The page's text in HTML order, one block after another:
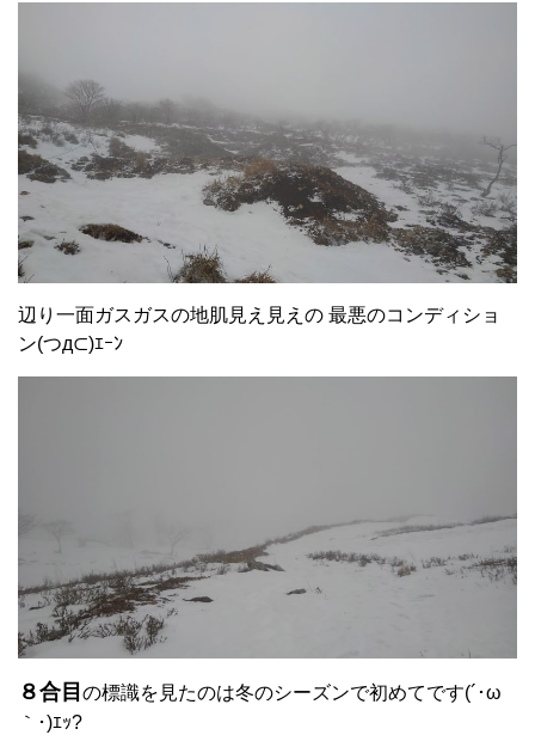
辺り一面ガスガスの地肌見え見えの 最悪のコンディショ
ン(つд⊂)ｴｰﾝ
８合目 の標識を見たのは冬のシーズンで初めてです(´･ω
｀･)ｴｯ?